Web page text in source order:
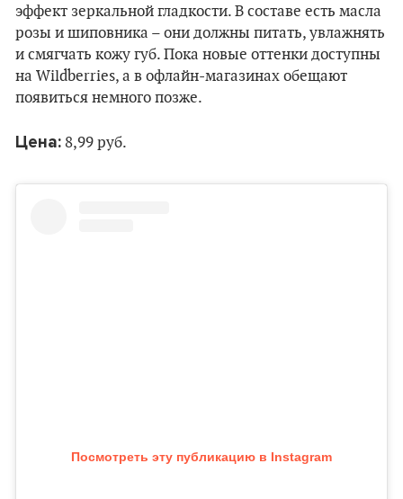
эффект зеркальной гладкости. В составе есть масла
розы и шиповника – они должны питать, увлажнять
и смягчать кожу губ. Пока новые оттенки доступны
на Wildberries, а в офлайн-магазинах обещают
появиться немного позже.
Цена: 8,99 руб.
Посмотреть эту публикацию в Instagram